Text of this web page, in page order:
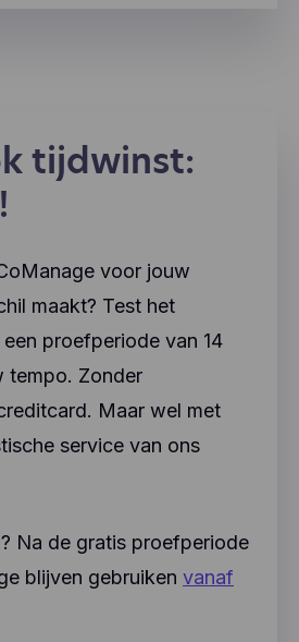
tijdwinst:
voor jouw
maakt? Test het
proefperiode van 14
tempo. Zonder
Maar wel met
service van ons
Na de gratis proefperiode
blijven gebruiken vanaf